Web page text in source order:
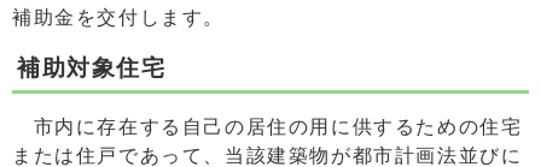
補助金を交付します。
補助対象住宅
市内に存在する自己の居住の用に供するための住宅
または住戸であって、当該建築物が都市計画法並びに